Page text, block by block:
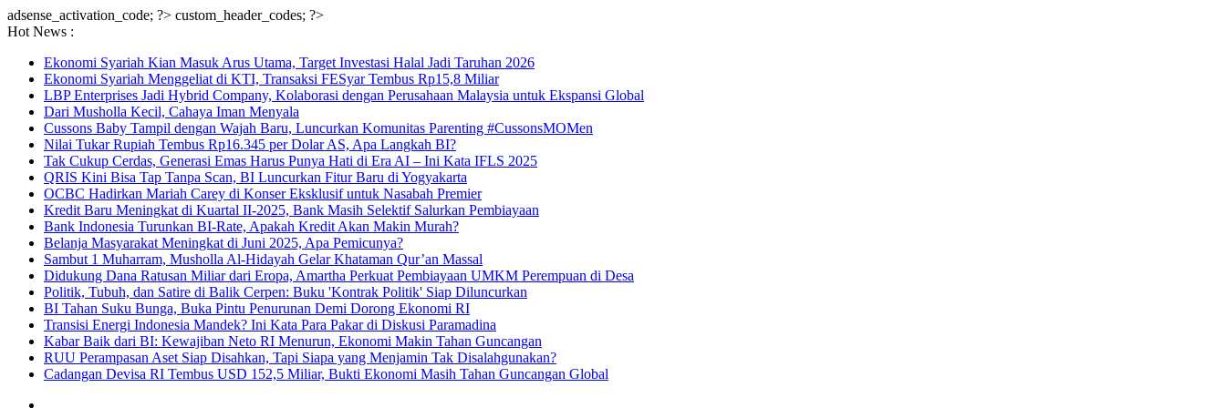
adsense_activation_code; ?> custom_header_codes; ?>
Hot News :
Ekonomi Syariah Kian Masuk Arus Utama, Target Investasi Halal Jadi Taruhan 2026
Ekonomi Syariah Menggeliat di KTI, Transaksi FESyar Tembus Rp15,8 Miliar
LBP Enterprises Jadi Hybrid Company, Kolaborasi dengan Perusahaan Malaysia untuk Ekspansi Global
Dari Musholla Kecil, Cahaya Iman Menyala
Cussons Baby Tampil dengan Wajah Baru, Luncurkan Komunitas Parenting #CussonsMOMen
Nilai Tukar Rupiah Tembus Rp16.345 per Dolar AS, Apa Langkah BI?
Tak Cukup Cerdas, Generasi Emas Harus Punya Hati di Era AI – Ini Kata IFLS 2025
QRIS Kini Bisa Tap Tanpa Scan, BI Luncurkan Fitur Baru di Yogyakarta
OCBC Hadirkan Mariah Carey di Konser Eksklusif untuk Nasabah Premier
Kredit Baru Meningkat di Kuartal II-2025, Bank Masih Selektif Salurkan Pembiayaan
Bank Indonesia Turunkan BI-Rate, Apakah Kredit Akan Makin Murah?
Belanja Masyarakat Meningkat di Juni 2025, Apa Pemicunya?
Sambut 1 Muharram, Musholla Al-Hidayah Gelar Khataman Qur’an Massal
Didukung Dana Ratusan Miliar dari Eropa, Amartha Perkuat Pembiayaan UMKM Perempuan di Desa
Politik, Tubuh, dan Satire di Balik Cerpen: Buku 'Kontrak Politik' Siap Diluncurkan
BI Tahan Suku Bunga, Buka Pintu Penurunan Demi Dorong Ekonomi RI
Transisi Energi Indonesia Mandek? Ini Kata Para Pakar di Diskusi Paramadina
Kabar Baik dari BI: Kewajiban Neto RI Menurun, Ekonomi Makin Tahan Guncangan
RUU Perampasan Aset Siap Disahkan, Tapi Siapa yang Menjamin Tak Disalahgunakan?
Cadangan Devisa RI Tembus USD 152,5 Miliar, Bukti Ekonomi Masih Tahan Guncangan Global